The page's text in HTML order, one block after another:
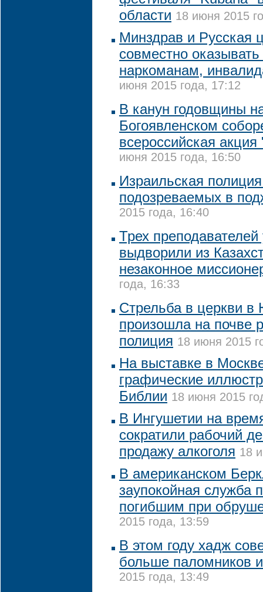
области 18 июня 2015
Минздрав и Русская
совместно
наркоманам,
июня 2015 года, 17:12
В канун годовщины
Богоявленском
всероссийская
июня 2015 года, 16:50
Израильская
подозреваемых в
2015 года, 16:40
Трех преподавателей
выдворили из
незаконное
года, 16:33
Стрельба в церкви
произошла на почве
полиция 18 июня 2015
На выставке в
графические
Библии 18 июня 2015
В Ингушетии на
сократили рабочий
продажу алкоголя 18
В американском
заупокойная служба
погибшим при
2015 года, 13:59
В этом году хадж
больше паломников
2015 года, 13:49